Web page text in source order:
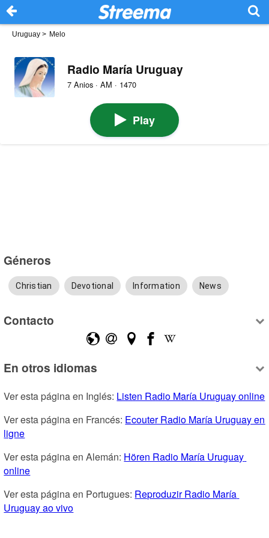
Uruguay > Melo
Radio María Uruguay
7 Anios · AM · 1470
Play
Géneros
Christian Devotional Information News
Contacto
En otros idiomas
Ver esta página en Inglés: Listen Radio María Uruguay online
Ver esta página en Francés: Ecouter Radio María Uruguay en
ligne
Ver esta página en Alemán: Hören Radio María Uruguay
online
Ver esta página en Portugues: Reproduzir Radio María
Uruguay ao vivo